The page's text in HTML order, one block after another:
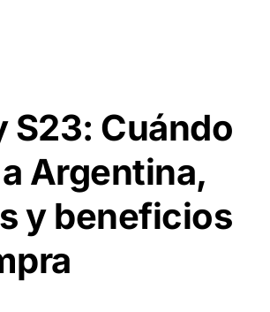
S23: Cuándo
Argentina,
y beneficios